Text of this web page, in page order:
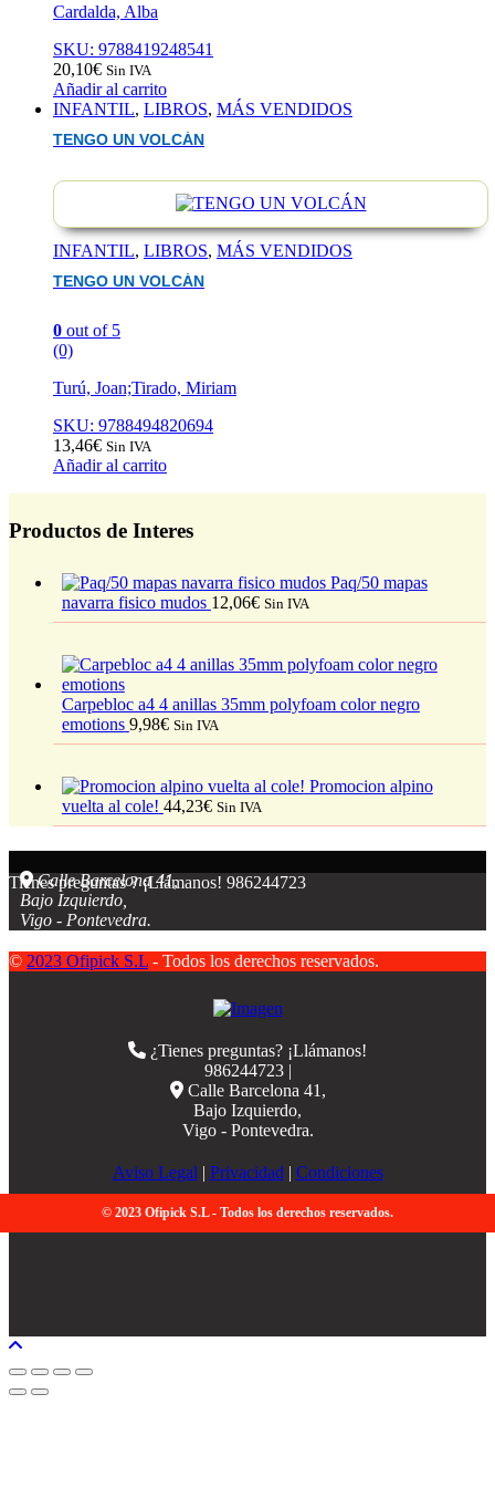
Cardalda, Alba
SKU: 9788419248541
20,10€ Sin IVA
Añadir al carrito
INFANTIL, LIBROS, MÁS VENDIDOS
TENGO UN VOLCÁN
INFANTIL, LIBROS, MÁS VENDIDOS
TENGO UN VOLCÁN
0 out of 5
(0)
Turú, Joan;Tirado, Miriam
SKU: 9788494820694
13,46€ Sin IVA
Añadir al carrito
Productos de Interes
Paq/50 mapas
navarra fisico mudos 12,06€ Sin IVA
Carpebloc a4 4 anillas 35mm polyfoam color negro
emotions 9,98€ Sin IVA
Promocion alpino
vuelta al cole! 44,23€ Sin IVA
Tienes preguntas ? ¡Llámanos! 986244723
Calle Barcelona 41,
Bajo Izquierdo,
Vigo - Pontevedra.
© 2023 Ofipick S.L - Todos los derechos reservados.
¿Tienes preguntas? ¡Llámanos!
986244723 |
Calle Barcelona 41,
Bajo Izquierdo,
Vigo - Pontevedra.
Aviso Legal | Privacidad | Condiciones
© 2023 Ofipick S.L - Todos los derechos reservados.